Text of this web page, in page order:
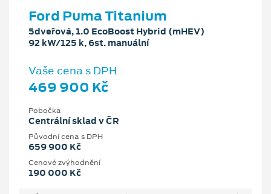
Ford Puma Titanium
5dveřová, 1.0 EcoBoost Hybrid (mHEV)
92 kW/125 k, 6st. manuální
Vaše cena s DPH
469 900 Kč
Pobočka
Centrální sklad v ČR
Původní cena s DPH
659 900 Kč
Cenové zvýhodnění
190 000 Kč